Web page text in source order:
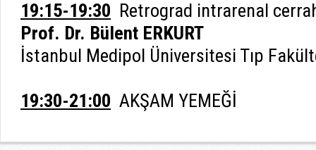
19:15-19:30 Retrograd intrarenal
Prof. Dr. Bülent ERKURT
İstanbul Medipol Üniversitesi Tıp
19:30-21:00 AKŞAM YEMEĞİ